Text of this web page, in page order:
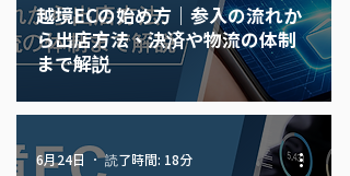
越境ECの始め方｜参入の流れか
ら出店方法、決済や物流の体制
まで解説
6月24日 読了時間: 18分